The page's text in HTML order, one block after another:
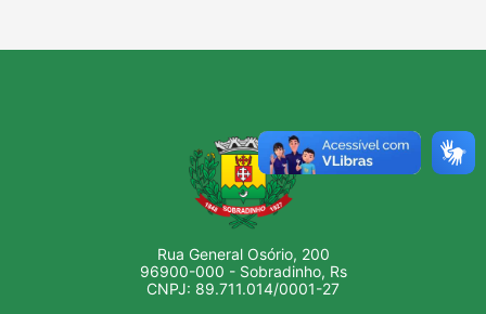
Rua General Osório, 200
96900-000 - Sobradinho, Rs
CNPJ: 89.711.014/0001-27